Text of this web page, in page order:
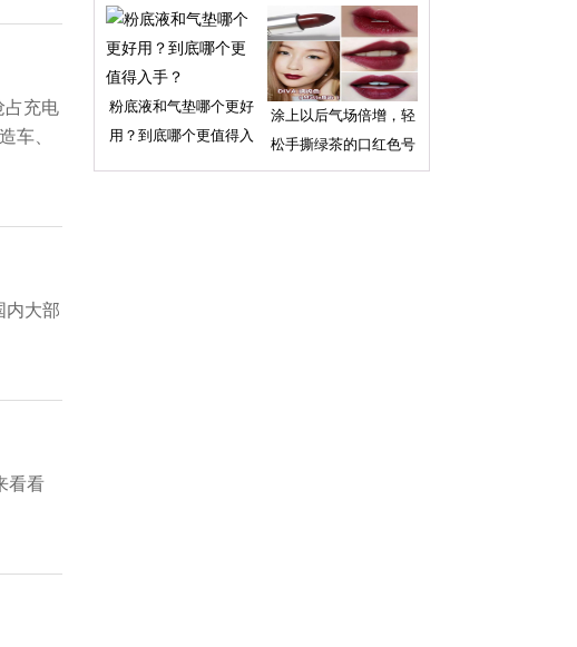
占充电
车、
内大部
看看
粉底液和气垫哪个更好
用？到底哪个更值得入
涂上以后气场倍增，轻
松手撕绿茶的口红色号